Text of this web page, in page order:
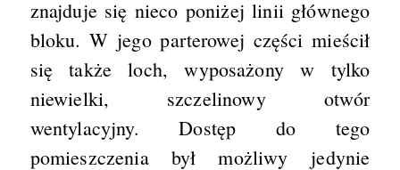
znajduje się nieco poniżej linii głównego
bloku. W jego parterowej części mieścił
się także loch, wyposażony w tylko
niewielki, szczelinowy otwór
wentylacyjny. Dostęp do tego
pomieszczenia był możliwy jedynie